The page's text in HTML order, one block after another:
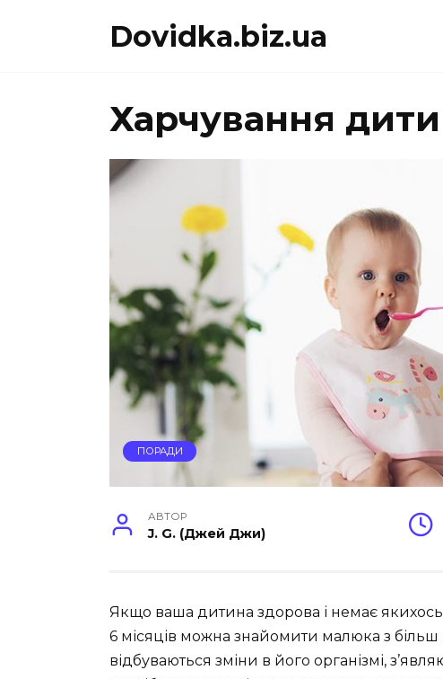
Dovidka.biz.ua
Харчування
ПОРАДИ
АВТОР
J. G. (Джей Джи)
Якщо ваша дитина здорова і немає
6 місяців можна знайомити малюка з
відбуваються зміни в його організмі,